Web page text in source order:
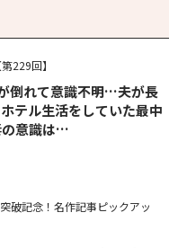
第229回】
倒れて意識不明…夫が長
テル生活をしていた最中
の意識は…
破記念！名作記事ピックアッ